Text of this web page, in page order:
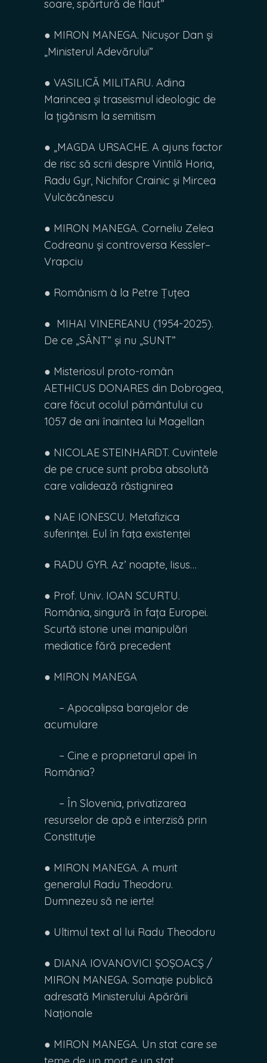
soare, spărtură de flaut”
● MIRON MANEGA. Nicușor Dan și
„Ministerul Adevărului”
● VASILICĂ MILITARU. Adina
Marincea și traseismul ideologic de
la țigănism la semitism
● „MAGDA URSACHE. A ajuns factor
de risc să scrii despre Vintilă Horia,
Radu Gyr, Nichifor Crainic și Mircea
Vulcăcănescu
● MIRON MANEGA. Corneliu Zelea
Codreanu și controversa Kessler–
Vrapciu
● Românism à la Petre Țuțea
● MIHAI VINEREANU (1954-2025).
De ce „SÂNT” și nu „SUNT”
● Misteriosul proto-român
AETHICUS DONARES din Dobrogea,
care făcut ocolul pământului cu
1057 de ani înaintea lui Magellan
● NICOLAE STEINHARDT. Cuvintele
de pe cruce sunt proba absolută
care validează răstignirea
● NAE IONESCU. Metafizica
suferinţei. Eul în faţa existenţei
● RADU GYR. Az’ noapte, Iisus…
● Prof. Univ. IOAN SCURTU.
România, singură în fața Europei.
Scurtă istorie unei manipulări
mediatice fără precedent
● MIRON MANEGA
– Apocalipsa barajelor de
acumulare
– Cine e proprietarul apei în
România?
– În Slovenia, privatizarea
resurselor de apă e interzisă prin
Constituție
● MIRON MANEGA. A murit
generalul Radu Theodoru.
Dumnezeu să ne ierte!
● Ultimul text al lui Radu Theodoru
● DIANA IOVANOVICI ȘOȘOACȘ /
MIRON MANEGA. Somație publică
adresată Ministerului Apărării
Naționale
● MIRON MANEGA. Un stat care se